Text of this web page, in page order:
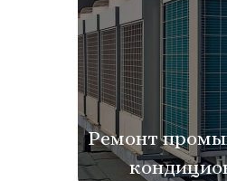
Ремонт